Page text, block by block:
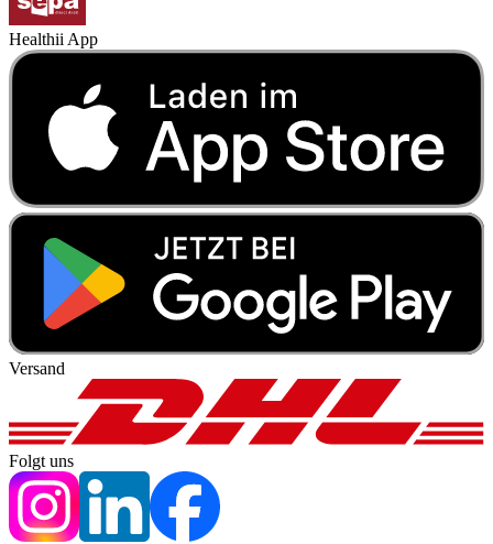
Healthii App
Versand
Folgt uns